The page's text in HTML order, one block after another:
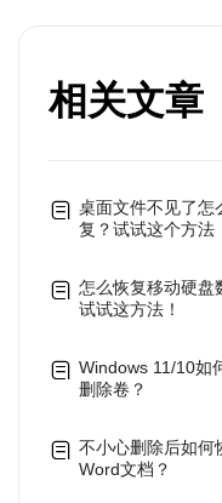
相关文章
桌面文件不见了怎
复？试试这个方法
怎么恢复移动硬盘
试试这方法！
Windows 11/10如
删除卷？
不小心删除后如何
Word文档？